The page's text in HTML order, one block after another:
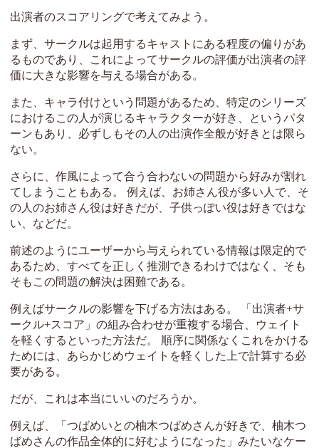
出演者のスコアリングで考えてみよう。
まず、サークルは起用するキャストにある程度の偏りがあ
るものであり、これによってサークルの評価が出演者の評
価に大きな影響を与える場合がある。
また、キャラ付けという問題があるため、特定のシリーズ
におけるこの人が演じるキャラクターが好き、というパタ
ーンもあり、必ずしもその人の出演作全般が好きとは限ら
ない。
さらに、作風によって合う合わないの問題から好みが割れ
てしまうこともある。 例えば、お姉さん役が多い人で、そ
の人のお姉さん役は好きだが、子供っぽい役は好きではな
い、などだ。
前述のようにユーザーから与えられている情報は限定的で
あるため、すべてを正しく推測できるわけではなく、そも
そもこの問題の解決は困難である。
例えばサークルの影響を下げる方法はある。 「出演者+サ
ークル+スコア」の組み合わせが重複する場合、ウェイト
を軽くするといった方法だ。 順序に関係なくこれをかける
ためには、あらかじめウェイトを軽くした上で計算する必
要がある。
だが、これは本当にいいのだろうか。
例えば、「つばめいとの柚木つばめさんが好きで、柚木つ
ばめさんの作品全体的に好むようになった」みたいなケー